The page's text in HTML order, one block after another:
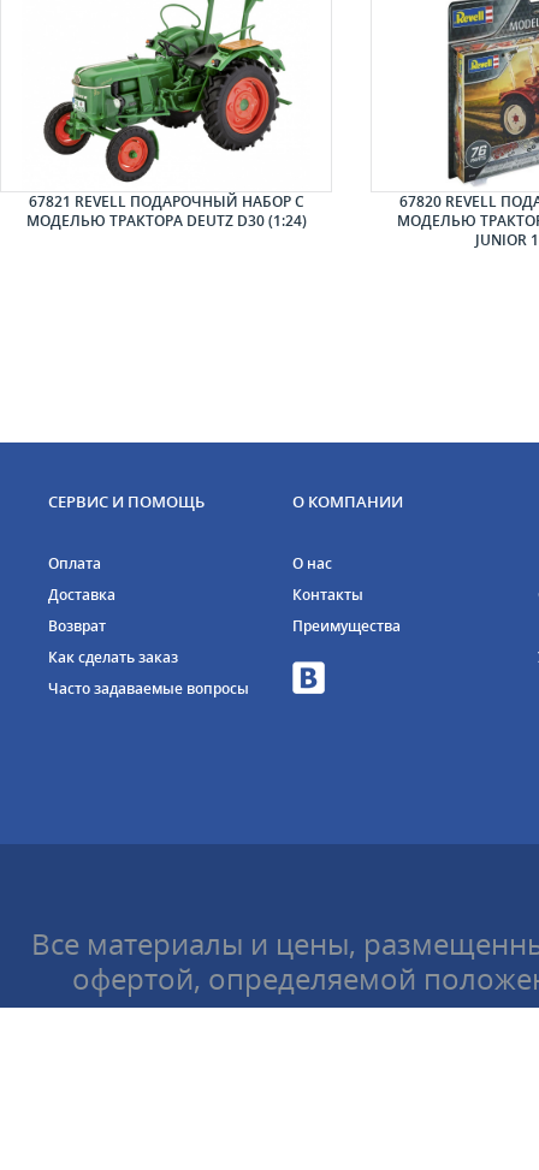
67821 REVELL ПОДАРОЧНЫЙ НАБОР С
МОДЕЛЬЮ ТРАКТОРА DEUTZ D30 (1:24)
67820 REVELL
МОДЕЛЬЮ
JUNIOR
СЕРВИС И ПОМОЩЬ
Оплата
Доставка
Возврат
Как сделать заказ
Часто задаваемые вопросы
О КОМПАНИИ
О нас
Контакты
Преимущества
Все материалы и цены,
офертой, определяемой